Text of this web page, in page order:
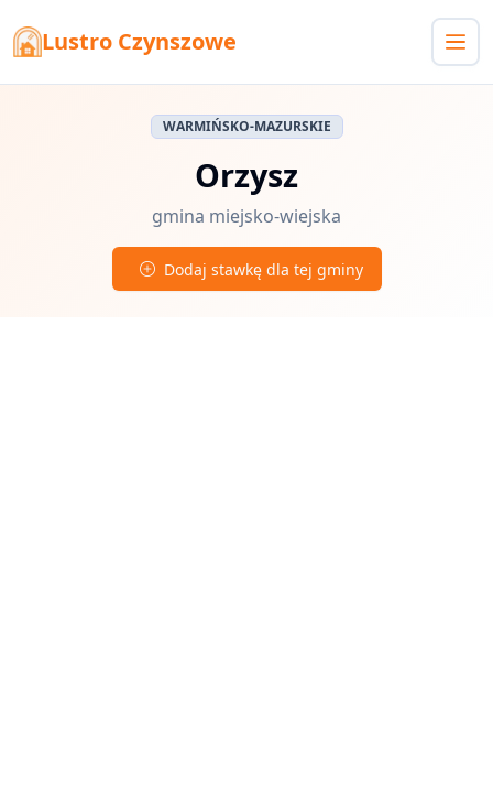
Lustro Czynszowe
WARMIŃSKO-MAZURSKIE
Orzysz
gmina miejsko-wiejska
Dodaj stawkę dla tej gminy